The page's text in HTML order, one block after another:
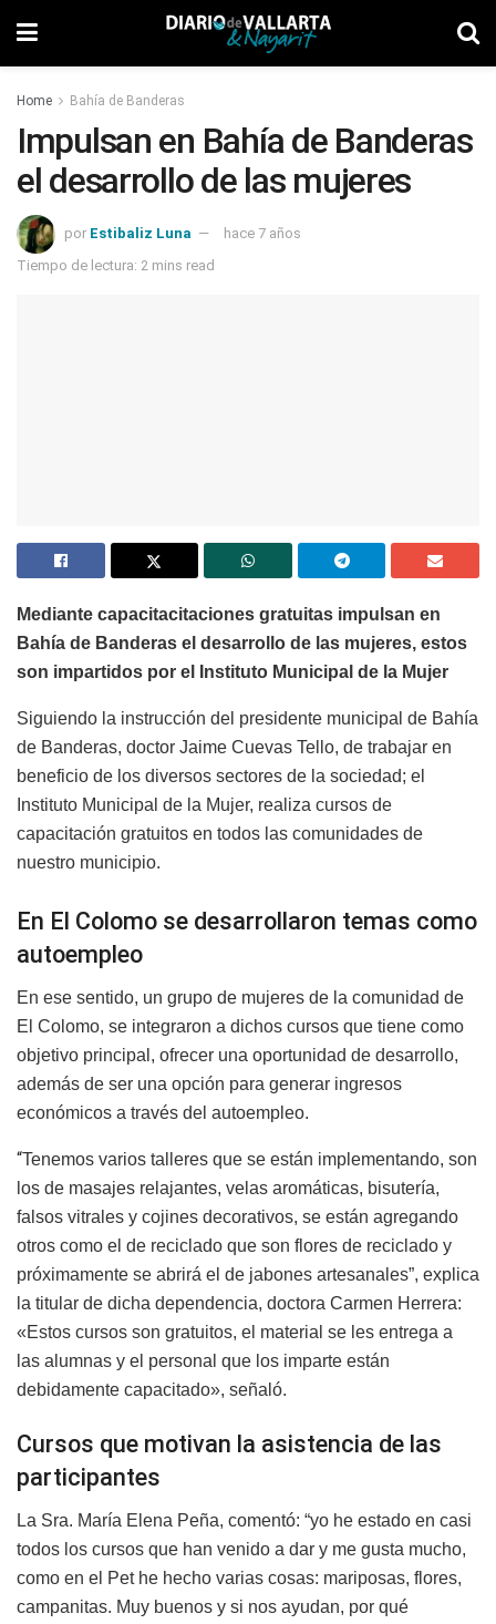
Home Bahía de Banderas
Impulsan en Bahía de Banderas
el desarrollo de las mujeres
por Estibaliz Luna
hace 7 años
Tiempo de lectura: 2 mins read
Mediante capacitacitaciones gratuitas impulsan en
Bahía de Banderas el desarrollo de las mujeres, estos
son impartidos por el Instituto Municipal de la Mujer
Siguiendo la instrucción del presidente municipal de Bahía
de Banderas, doctor Jaime Cuevas Tello, de trabajar en
beneficio de los diversos sectores de la sociedad; el
Instituto Municipal de la Mujer, realiza cursos de
capacitación gratuitos en todos las comunidades de
nuestro municipio.
En El Colomo se desarrollaron temas como
autoempleo
En ese sentido, un grupo de mujeres de la comunidad de
El Colomo, se integraron a dichos cursos que tiene como
objetivo principal, ofrecer una oportunidad de desarrollo,
además de ser una opción para generar ingresos
económicos a través del autoempleo.
“Tenemos varios talleres que se están implementando, son
los de masajes relajantes, velas aromáticas, bisutería,
falsos vitrales y cojines decorativos, se están agregando
otros como el de reciclado que son flores de reciclado y
próximamente se abrirá el de jabones artesanales”, explica
la titular de dicha dependencia, doctora Carmen Herrera:
«Estos cursos son gratuitos, el material se les entrega a
las alumnas y el personal que los imparte están
debidamente capacitado», señaló.
Cursos que motivan la asistencia de las
participantes
La Sra. María Elena Peña, comentó: “yo he estado en casi
todos los cursos que han venido a dar y me gusta mucho,
como en el Pet he hecho varias cosas: mariposas, flores,
campanitas. Muy buenos y si nos ayudan, por qué